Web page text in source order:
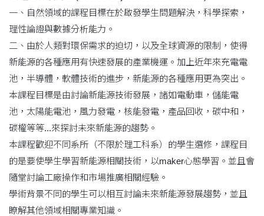
一、自然領域的課程目標在於啟發學生問題解決，科學探索，
理性論證與數據分析能力。
二、由於人類對環保需求的迫切，以及全球資源的限制，使得
新能源的各種應用有快速發展的產業機運。加上近年來充電電
池，半導體，軟體技術的進步，新能源的各種應用更為突出。
本課程目標是由討論新能源技術發展，諸如電動車，儲能電
池，太陽能電池，風力發電，核能發電，產品回收，碳中和，
碳權等等...來探討未來新能源的趨勢。
本課程歡迎不同系所（不限於理工科系）的學生選修，課程目
的是要使學生學習新能源相關技術，以maker心態學習。並且會
隨堂討論工廠操作和市場推廣相關經驗。
學術背景不同的學生可以相互討論未來新能源發展趨勢，並且
瞭解其他領域相關專業知識。